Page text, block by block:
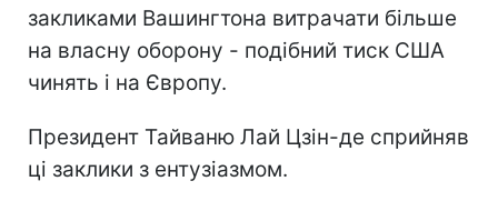
закликами Вашингтона витрачати більше
на власну оборону - подібний тиск США
чинять і на Європу.
Президент Тайваню Лай Цзін-де сприйняв
ці заклики з ентузіазмом.